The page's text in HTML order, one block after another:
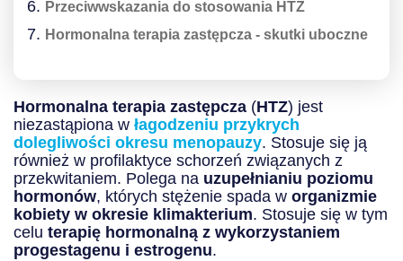
Przeciwwskazania do stosowania HTZ
Hormonalna terapia zastępcza - skutki uboczne
Hormonalna terapia zastępcza (HTZ) jest
niezastąpiona w łagodzeniu przykrych
dolegliwości okresu menopauzy. Stosuje się ją
również w profilaktyce schorzeń związanych z
przekwitaniem. Polega na uzupełnianiu poziomu
hormonów, których stężenie spada w organizmie
kobiety w okresie klimakterium. Stosuje się w tym
celu terapię hormonalną z wykorzystaniem
progestagenu i estrogenu.